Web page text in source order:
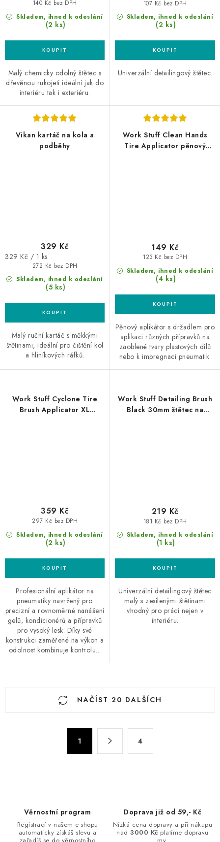
Skladem, ihned k odeslání
(2 ks)
140 Kč bez DPH
Malý chemicky odolný štětec s
dřevěnou rukojetí ideální jak do
interiéru tak i exteriéru.
Skladem, ihned k odeslání
(2 ks)
107 Kč bez DPH
Univerzální detailingový štětec.
Vikan kartáč na kola a
podběhy
Skladem, ihned k odeslání
(5 ks)
272 Kč bez DPH
329 Kč
Měrná
329 Kč / 1 ks
Malý ruční kartáč s měkkými
štětinami, ideální pro čištění kol
a hliníkových ráfků.
Work Stuff Clean Hands
Tire Applicator pěnový
Skladem, ihned k odeslání
(4 ks)
123 Kč bez DPH
149 Kč
Pěnový aplikátor s držadlem pro
aplikaci různých přípravků na
zaoblené tvary plastových dílů
nebo k impregnaci pneumatik.
Work Stuff Cyclone Tire
Brush Applicator XL
Skladem, ihned k odeslání
(2 ks)
297 Kč bez DPH
359 Kč
Profesionální aplikátor na
pneumatiky navržený pro
precizní a rovnoměrné nanášení
gelů, kondicionérů a přípravků
pro vysoký lesk. Díky své
konstrukci zaměřené na výkon a
odolnost kombinuje kontrolu...
Work Stuff Detailing Brush
Black 30mm štětec na
Skladem, ihned k odeslání
(1 ks)
181 Kč bez DPH
219 Kč
Univerzální detailingový štětec
malý s zesílenými štětinami
vhodný pro práci nejen v
interiéru.
O
NAČÍST 20 DALŠÍCH
1 4
Věrnostní program
Registrací v našem e-shopu
automaticky získáš slevu a
zařadíš se do věrnostního
Doprava již od 59,- Kč
Nízká cena dopravy a při nákupu
nad3000 Kč platíme dopravu
my.